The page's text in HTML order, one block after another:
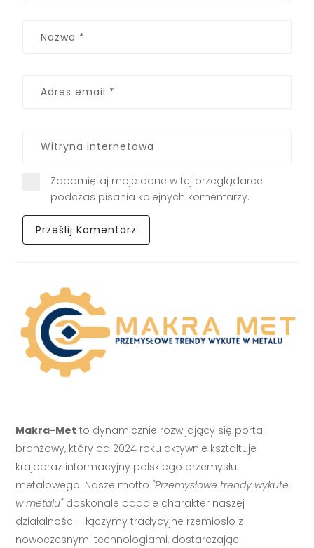
Zapamiętaj moje dane w tej przeglądarce
podczas pisania kolejnych komentarzy.
Makra-Met to dynamicznie rozwijający się portal
branżowy, który od 2024 roku aktywnie kształtuje
krajobraz informacyjny polskiego przemysłu
metalowego. Nasze motto "Przemysłowe trendy wykute
w metalu"doskonale oddaje charakter naszej
działalności - łączymy tradycyjne rzemiosło z
nowoczesnymi technologiami, dostarczając